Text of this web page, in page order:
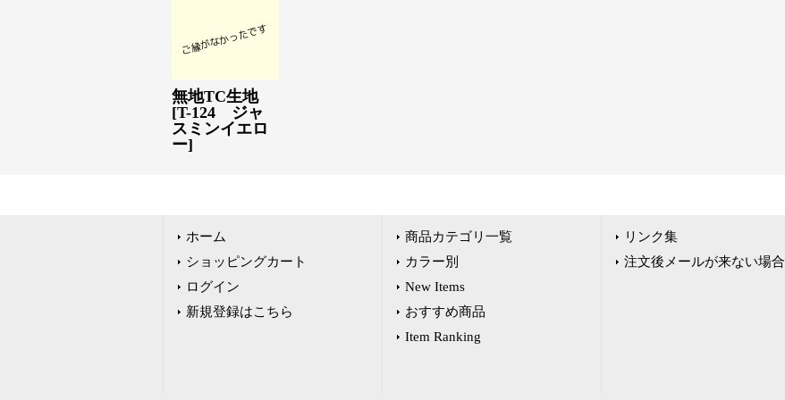
無地TC生地
[T-124 ジャ
スミンイエロ
ー]
ホーム
ショッピングカート
ログイン
新規登録はこちら
商品カテゴリ一覧
カラー別
New Items
おすすめ商品
Item Ranking
リンク集
注文後メールが来ない場合